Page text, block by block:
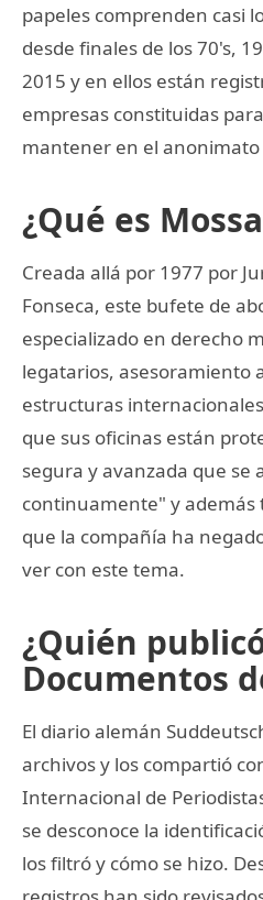
papeles comprenden casi
desde finales de los 70's,
2015 y en ellos están
empresas constituidas
mantener en el
¿Qué es
Creada allá por 1977 por
Fonseca, este bufete de
especializado en derecho
legatarios, asesoramiento
estructuras
que sus oficinas están
segura y avanzada que se
continuamente" y
que la compañía ha
ver con este tema.
¿Quién
Documentos
El diario alemán
archivos y los compartió
Internacional de
se desconoce la
los filtró y cómo se hizo.